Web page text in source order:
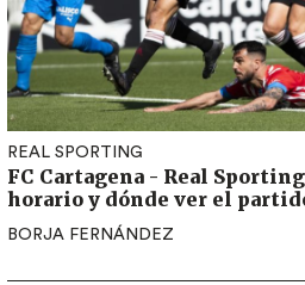
REAL SPORTING
FC Cartagena - Real
horario y dónde ver el
BORJA FERNÁNDEZ